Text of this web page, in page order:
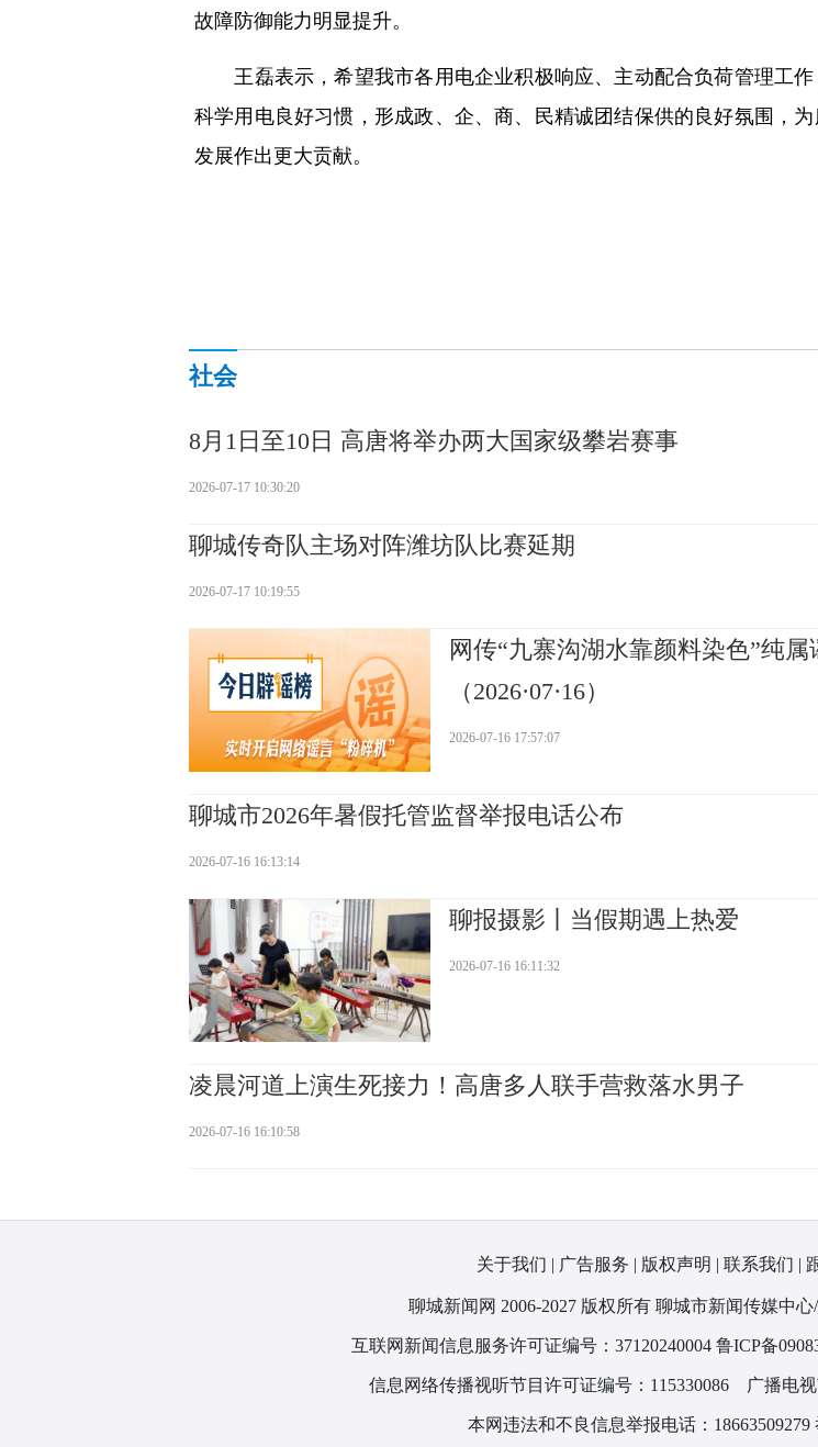
故障防御能力明显提升。
王磊表示，希望我市各用电企业积极响应、主动配合负荷管理工作
科学用电良好习惯，形成政、企、商、民精诚团结保供的良好氛围，
发展作出更大贡献。
社会
8月1日至10日 高唐将举办两大国家级攀岩赛事
2026-07-17 10:30:20
聊城传奇队主场对阵潍坊队比赛延期
2026-07-17 10:19:55
网传“九寨沟湖水靠颜料染色”纯属
（2026·07·16）
2026-07-16 17:57:07
聊城市2026年暑假托管监督举报电话公布
2026-07-16 16:13:14
聊报摄影丨当假期遇上热爱
2026-07-16 16:11:32
凌晨河道上演生死接力！高唐多人联手营救落水男子
2026-07-16 16:10:58
关于我们 | 广告服务 | 版权声明 | 联系我们 |
聊城新闻网 2006-2027 版权所有 聊城市新闻传媒中
互联网新闻信息服务许可证编号：37120240004 鲁ICP备
信息网络传播视听节目许可证编号：115330086 广播电
本网违法和不良信息举报电话：18663509279